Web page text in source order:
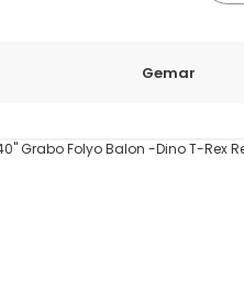
Gemar